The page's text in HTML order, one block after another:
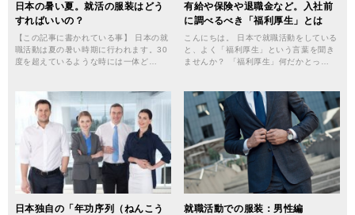
日本の暑い夏。就活の服装はどう
すればいいの？
【この記事に書かれている事】 日本の就
職活動は夏の暑い時期に行われます。30
度を超えているような時には一体ど…
有給や保険や退職金など。入社前
に調べるべき「福利厚生」とは
こんにちは。 日本で就職活動をしている
と、よく「福利厚生」という言葉を聞き
ませんか？ 「福利厚生」何だかとっ…
日本独自の「年功序列（ねんこう
就職活動での服装：男性編